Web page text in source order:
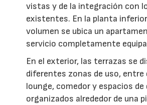
vistas y de la integración con
existentes. En la planta
volumen se ubica un
servicio completamente
En el exterior, las terrazas se
diferentes zonas de uso, entre
lounge, comedor y espacios de
organizados alrededor de una